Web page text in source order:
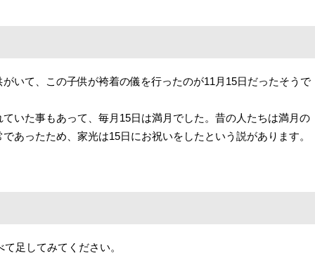
いて、この子供が袴着の儀を行ったのが11月15日だったそうで
いた事もあって、毎月15日は満月でした。昔の人たちは満月の
あったため、家光は15日にお祝いをしたという説があります。
足してみてください。